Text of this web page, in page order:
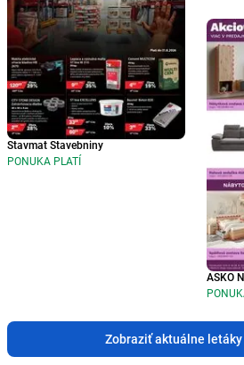
Stavmat Stavebniny
PONUKA PLATÍ
ASKO
Zobraziť aktuálne letáky